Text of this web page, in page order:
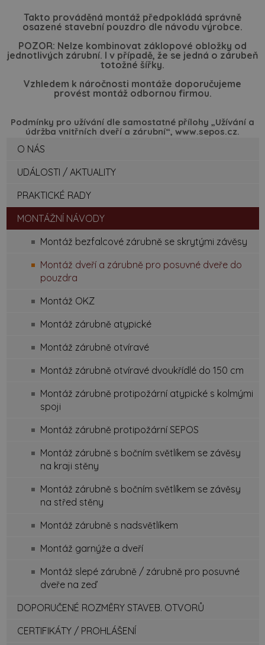
Takto prováděná montáž předpokládá správně
osazené stavební pouzdro dle návodu výrobce.
POZOR: Nelze kombinovat záklopové obložky od
jednotlivých zárubní. I v případě, že se jedná o zárubeň
totožné šířky.
Vzhledem k náročnosti montáže doporučujeme
provést montáž odbornou firmou.
Podmínky pro užívání dle samostatné přílohy „Užívání a
údržba vnitřních dveří a zárubní“, www.sepos.cz.
O NÁS
UDÁLOSTI / AKTUALITY
PRAKTICKÉ RADY
MONTÁŽNÍ NÁVODY
Montáž bezfalcové zárubně se skrytými závěsy
Montáž dveří a zárubně pro posuvné dveře do
pouzdra
Montáž OKZ
Montáž zárubně atypické
Montáž zárubně otvíravé
Montáž zárubně otvíravé dvoukřídlé do 150 cm
Montáž zárubně protipožární atypické s kolmými
spoji
Montáž zárubně protipožární SEPOS
Montáž zárubně s bočním světlíkem se závěsy
na kraji stěny
Montáž zárubně s bočním světlíkem se závěsy
na střed stěny
Montáž zárubně s nadsvětlíkem
Montáž garnýže a dveří
Montáž slepé zárubně / zárubně pro posuvné
dveře na zeď
DOPORUČENÉ ROZMĚRY STAVEB. OTVORŮ
CERTIFIKÁTY / PROHLÁŠENÍ